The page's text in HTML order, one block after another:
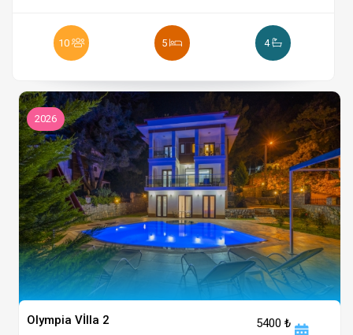
10 5 4
2026
Olympia Vİlla 2
5400 ₺